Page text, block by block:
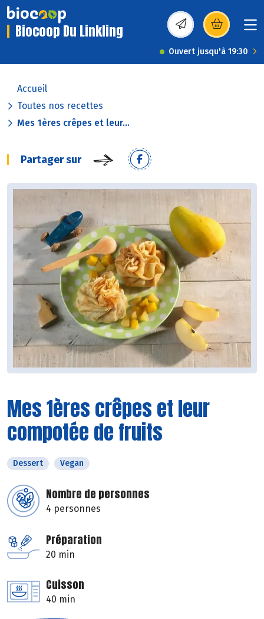
Biocoop Du Linkling (s’ouvre dans une
Ouvert jusqu'à 19:30
Accueil
Toutes nos recettes
Mes 1ères crêpes et leur...
Partager sur
Mes 1ères crêpes et leur
compotée de fruits
Dessert Vegan
Nombre de personnes
4 personnes
Préparation
20 min
Cuisson
40 min